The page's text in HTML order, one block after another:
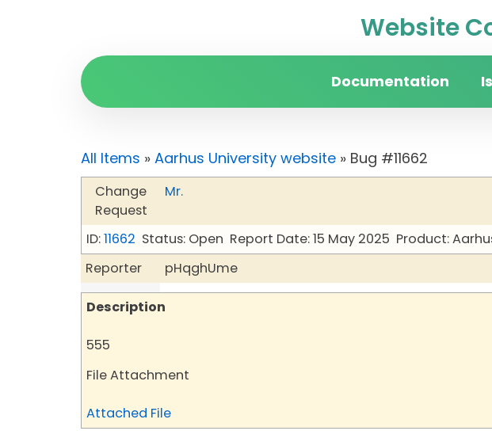
Website
Documentation
All Items » Aarhus University website » Bug #11662
Change
Request
Mr.
ID:11662 Status: Open Report Date: 15 May 2025 Product:
Reporter
pHqghUme
Description
555
File Attachment
Attached File